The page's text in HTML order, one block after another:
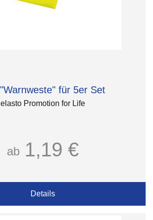
für 5er Set
elasto Promotion for Life
ab 1,19 €
Details